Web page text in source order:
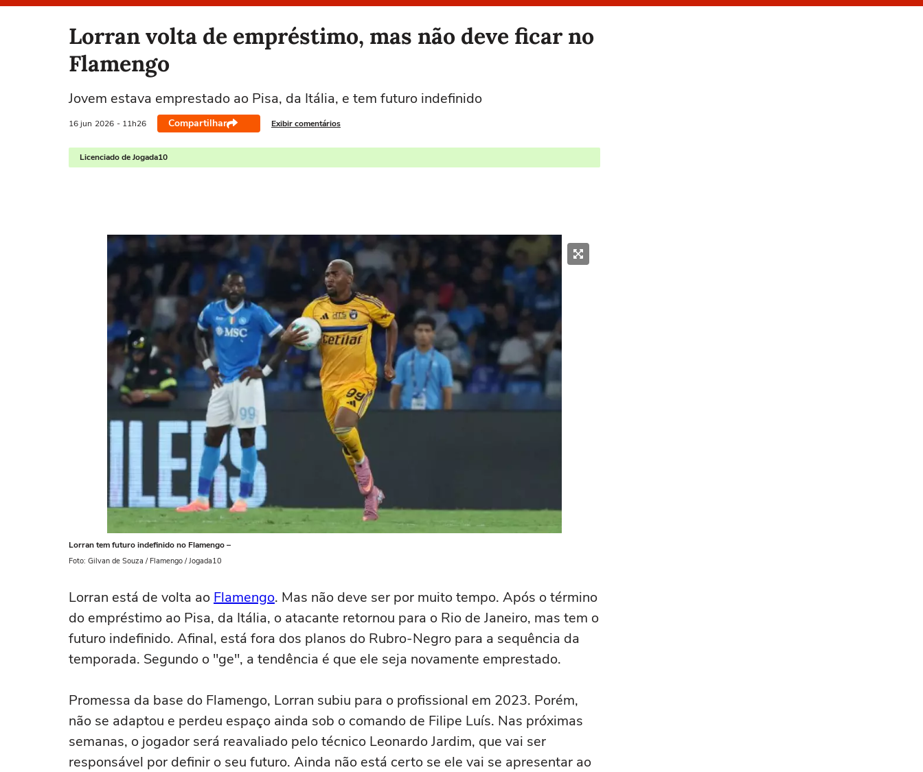
Selecione o time para ver as notícias
Lorran volta de empréstimo, mas não deve ficar no
Flamengo
Jovem estava emprestado ao Pisa, da Itália, e tem futuro indefinido
16 jun 2026 - 11h26 Compartilhar Exibir comentários
Licenciado de Jogada10
Lorran tem futuro indefinido no Flamengo –
Foto: Gilvan de Souza / Flamengo / Jogada10
Lorran está de volta ao Flamengo. Mas não deve ser por muito tempo. Após o término
do empréstimo ao Pisa, da Itália, o atacante retornou para o Rio de Janeiro, mas tem o
futuro indefinido. Afinal, está fora dos planos do Rubro-Negro para a sequência da
temporada. Segundo o "ge", a tendência é que ele seja novamente emprestado.
Promessa da base do Flamengo, Lorran subiu para o profissional em 2023. Porém,
não se adaptou e perdeu espaço ainda sob o comando de Filipe Luís. Nas próximas
semanas, o jogador será reavaliado pelo técnico Leonardo Jardim, que vai ser
responsável por definir o seu futuro. Ainda não está certo se ele vai se apresentar ao